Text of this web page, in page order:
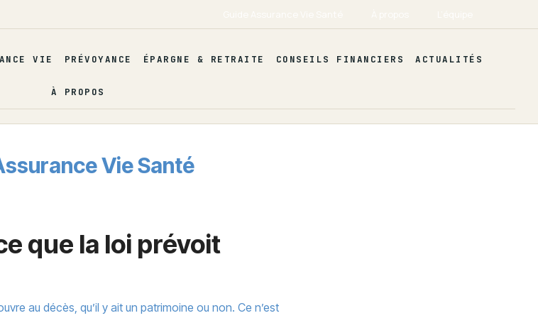
VIE PRÉVOYANCE ÉPARGNE & RETRAITE CONSEILS FINANCIERS ACTUALITÉS
À PROPOS
Vie Santé
que la loi prévoit
au décès, qu’il y ait un patrimoine ou non. Ce n’est